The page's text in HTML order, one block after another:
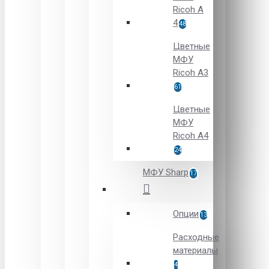
Ricoh A
448
Цветные
МФУ
Ricoh A3
61
Цветные
МФУ
Ricoh A4
24
МФУ Sharp 17
Опции 13
Расходные
материалы
4